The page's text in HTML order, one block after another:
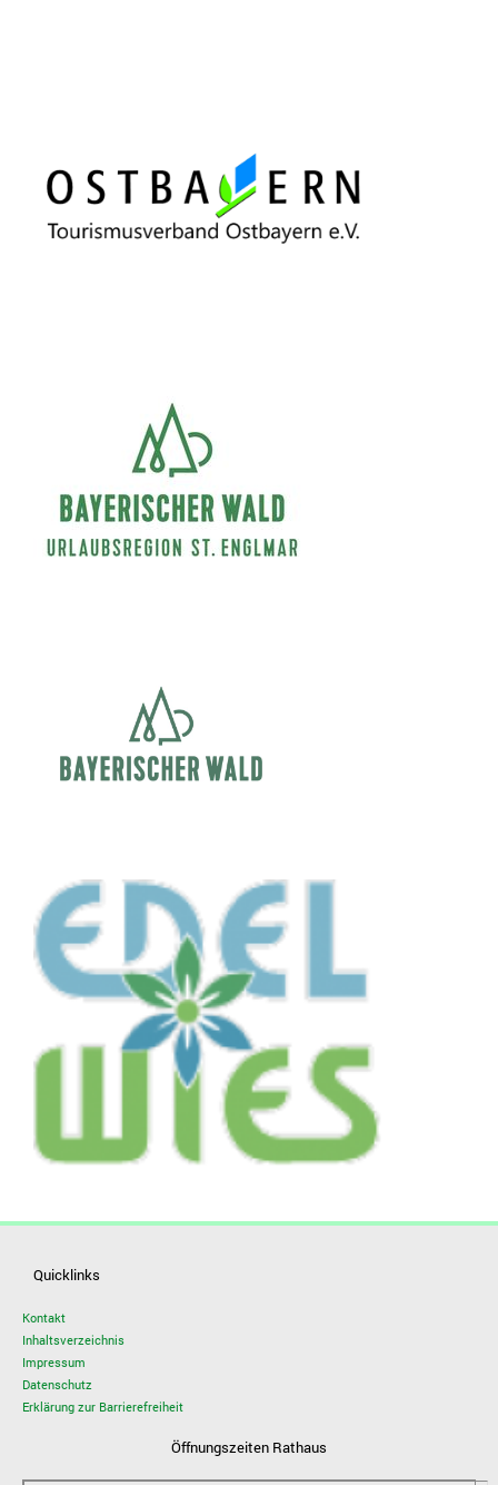
Quicklinks
Kontakt
Inhaltsverzeichnis
Impressum
Datenschutz
Erklärung zur Barrierefreiheit
Öffnungszeiten Rathaus